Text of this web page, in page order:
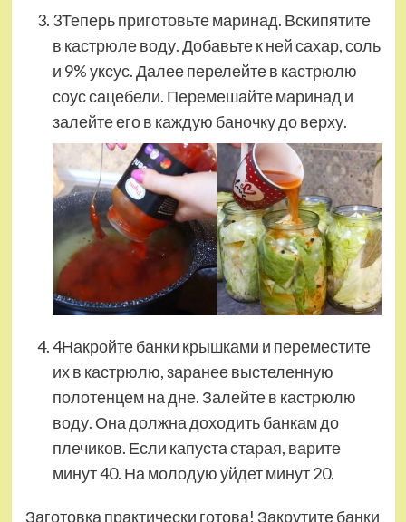
3Теперь приготовьте маринад. Вскипятите
в кастрюле воду. Добавьте к ней сахар, соль
и 9% уксус. Далее перелейте в кастрюлю
соус сацебели. Перемешайте маринад и
залейте его в каждую баночку до верху.
4Накройте банки крышками и переместите
их в кастрюлю, заранее выстеленную
полотенцем на дне. Залейте в кастрюлю
воду. Она должна доходить банкам до
плечиков. Если капуста старая, варите
минут 40. На молодую уйдет минут 20.
Заготовка практически готова! Закрутите банки